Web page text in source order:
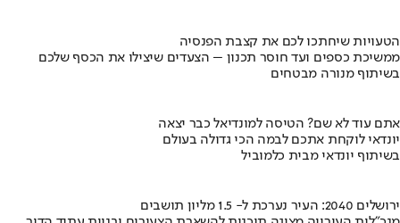
הטעויות שיחתכו לכם את קצבת הפנסיה
ממשיכת כספים ועד חוסר תכנון – הצעדים שיצילו את הכסף שלכם
בשיתוף מנורה מבטחים
אתם עוד לא שם? הטיסה למונדיאל כבר יצאה
יונדאי לוקחת אתכם לבמה הכי גדולה בעולם
בשיתוף יונדאי מבית כלמוביל
ירושלים 2040: העיר נערכת ל- 1.5 מליון תושבים